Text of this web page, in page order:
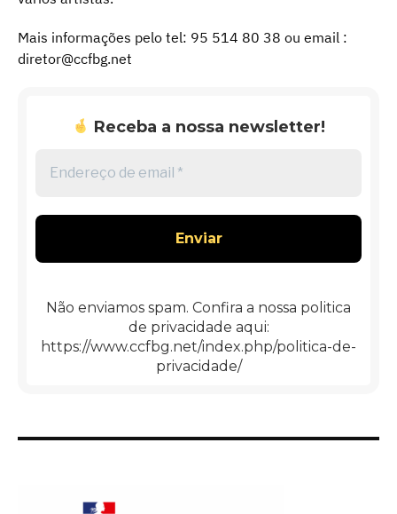
Mais informações pelo tel: 95 514 80 38 ou email :
diretor@ccfbg.net
Receba a nossa newsletter!
de
*
Não enviamos spam. Confira a nossa politica
de privacidade aqui:
https://www.ccfbg.net/index.php/politica-de-
privacidade/